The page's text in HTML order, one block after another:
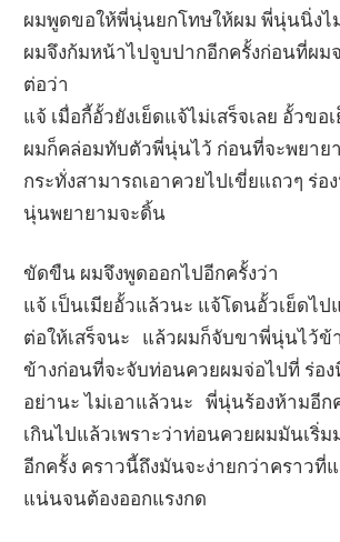
ผมพูดขอให้พี่นุ่นยกโทษให้ผม พี่นุ่นนิ่งไ
ผมจึงก้มหน้าไปจูบปากอีกครั้งก่อนที่ผ
ต่อว่า
แจ้ เมื่อกี้อั้วยังเย็ดแจ้ไม่เสร็จเลย อั้วข
ผมก็คล่อมทับตัวพี่นุ่นไว้ ก่อนที่จะพยาย
กระทั่งสามารถเอาควยไปเขี่ยแถวๆ ร่
นุ่นพยายามจะดิ้น
ขัดขืน ผมจึงพูดออกไปอีกครั้งว่า
แจ้ เป็นเมียอั้วแล้วนะ แจ้โดนอั้วเย็ดไป
ต่อให้เสร็จนะ แล้วผมก็จับขาพี่นุ่นไว้ข้
ข้างก่อนที่จะจับท่อนควยผมจ่อไปที่ ร่อ
อย่านะ ไม่เอาแล้วนะ พี่นุ่นร้องห้ามอีก
เกินไปแล้วเพราะว่าท่อนควยผมมันเริ่
อีกครั้ง คราวนี้ถึงมันจะง่ายกว่าคราวที่
แน่นจนต้องออกแรงกด